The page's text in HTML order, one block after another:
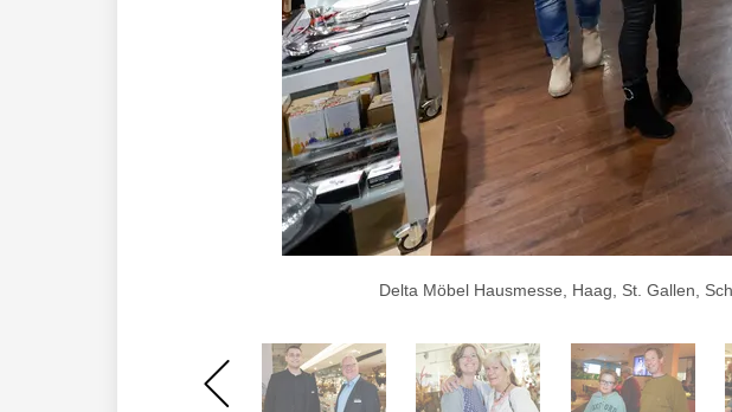
Delta Möbel Hausmesse, Haag, St. Gallen,